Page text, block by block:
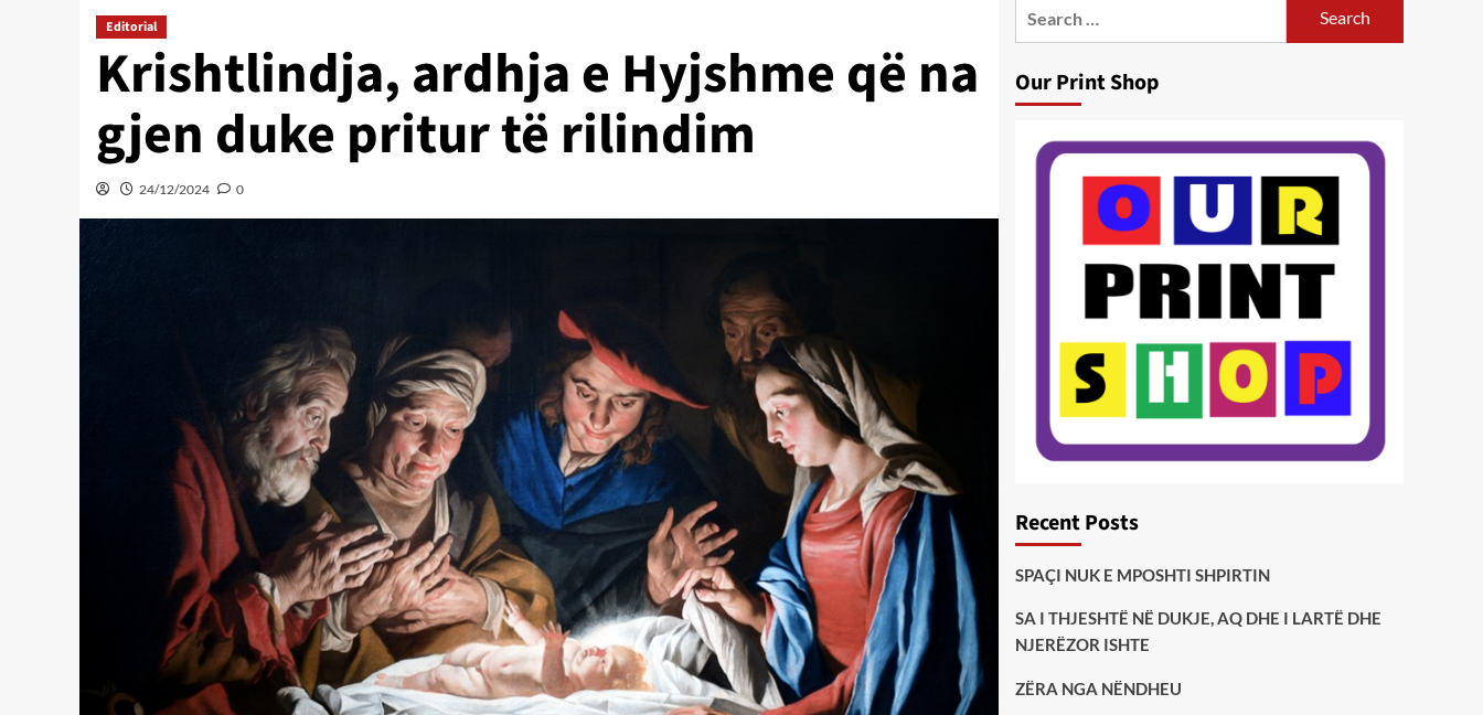
Editorial
Krishtlindja, ardhja e Hyjshme që na
gjen duke pritur të rilindim
24/12/2024 0
Our Print Shop
Recent Posts
SPAÇI NUK E MPOSHTI SHPIRTIN
SA I THJESHTË NË DUKJE, AQ DHE I LARTË DHE
NJERËZOR ISHTE
ZËRA NGA NËNDHEU